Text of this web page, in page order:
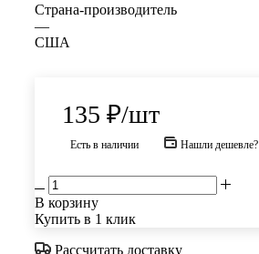
Страна-производитель
—
США
135 ₽/шт
Есть в наличии Нашли дешевле?
В корзину
Купить в 1 клик
Рассчитать доставку